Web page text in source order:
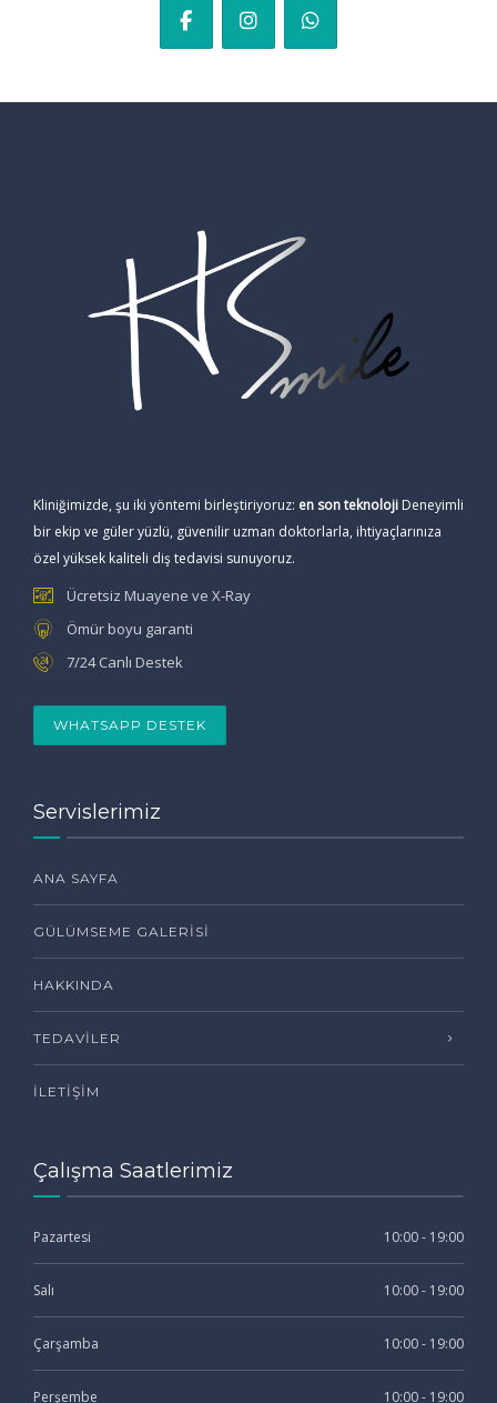
Kliniğimizde, şu iki yöntemi birleştiriyoruz: en son teknoloji Deneyimli
bir ekip ve güler yüzlü, güvenilir uzman doktorlarla, ihtiyaçlarınıza
özel yüksek kaliteli diş tedavisi sunuyoruz.
Ücretsiz Muayene ve X-Ray
Ömür boyu garanti
7/24 Canlı Destek
WHATSAPP DESTEK
Servislerimiz
ANA SAYFA
GÜLÜMSEME GALERISI
HAKKINDA
TEDAVILER
İLETIŞIM
Çalışma Saatlerimiz
Pazartesi 10:00 - 19:00
Salı 10:00 - 19:00
Çarşamba 10:00 - 19:00
Perşembe 10:00 - 19:00